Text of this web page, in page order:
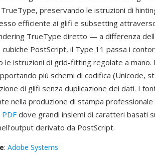
preservando le istruzioni di
efficiente ai glifi e subsetting
TrueType diretto — a differenza
cubiche PostScript, il Type 11 passa i
le istruzioni di grid-fitting regolate a mano.
più schemi di codifica (Unicode,
di glifi senza duplicazione dei dati. I
nella produzione di stampa professionale
PDF dove grandi insiemi di caratteri basati
derivato da PostScript.
: Adobe Systems